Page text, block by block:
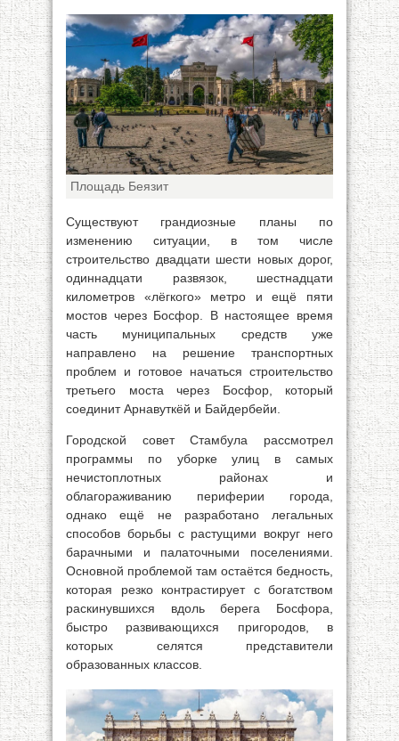
Площадь Беязит
Существуют грандиозные планы по
изменению ситуации, в том числе
строительство двадцати шести новых дорог,
одиннадцати развязок, шестнадцати
километров «лёгкого» метро и ещё пяти
мостов через Босфор. В настоящее время
часть муниципальных средств уже
направлено на решение транспортных
проблем и готовое начаться строительство
третьего моста через Босфор, который
соединит Арнавуткёй и Байдербейи.
Городской совет Стамбула рассмотрел
программы по уборке улиц в самых
нечистоплотных районах и
облагораживанию периферии города,
однако ещё не разработано легальных
способов борьбы с растущими вокруг него
барачными и палаточными поселениями.
Основной проблемой там остаётся бедность,
которая резко контрастирует с богатством
раскинувшихся вдоль берега Босфора,
быстро развивающихся пригородов, в
которых селятся представители
образованных классов.